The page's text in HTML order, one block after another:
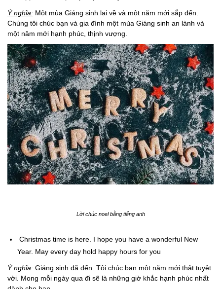
Ý nghĩa: Một mùa Giáng sinh lại về và một năm mới sắp đến.
Chúng tôi chúc bạn và gia đình một mùa Giáng sinh an lành và
một năm mới hạnh phúc, thịnh vượng.
Lời chúc noel bằng tiếng anh
Christmas time is here. I hope you have a wonderful New
Year. May every day hold happy hours for you
Ý nghĩa: Giáng sinh đã đến. Tôi chúc bạn một năm mới thật tuyệt
vời. Mong mỗi ngày qua đi sẽ là những giờ khắc hạnh phúc nhất